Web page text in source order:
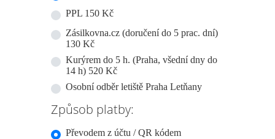
PPL 150 Kč
Zásilkovna.cz (doručení do 5 prac. dní)
130 Kč
Kurýrem do 5 h. (Praha, všední dny do
14 h) 520 Kč
Osobní odběr letiště Praha Letňany
Způsob platby:
Převodem z účtu / QR kódem